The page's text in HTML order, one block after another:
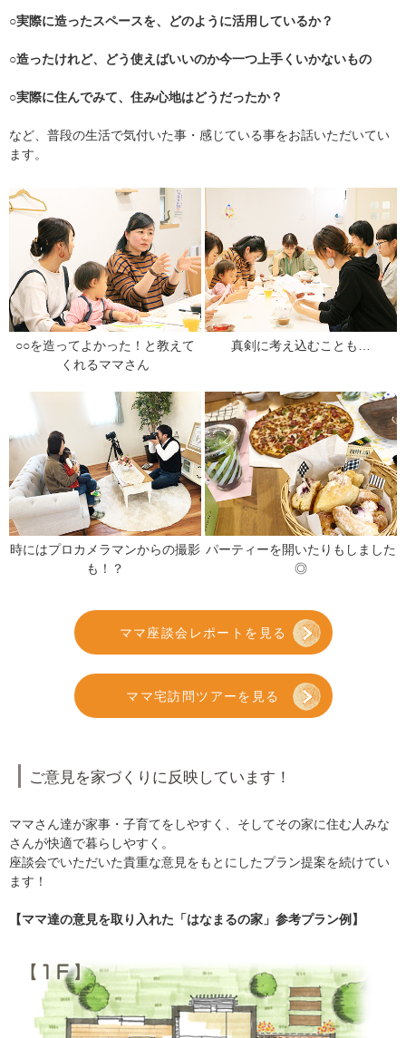
○実際に造ったスペースを、どのように活用しているか？
○造ったけれど、どう使えばいいのか今一つ上手くいかないもの
○実際に住んでみて、住み心地はどうだったか？
など、普段の生活で気付いた事・感じている事をお話いただいてい
ます。
○○を造ってよかった！と教えて
くれるママさん
真剣に考え込むことも…
時にはプロカメラマンからの撮影
も！？
パーティーを開いたりもしました
◎
ママ座談会レポートを見る
ママ宅訪問ツアーを見る
ご意見を家づくりに反映しています！
ママさん達が家事・子育てをしやすく、そしてその家に住む人みな
さんが快適で暮らしやすく。
座談会でいただいた貴重な意見をもとにしたプラン提案を続けてい
ます！
【ママ達の意見を取り入れた「はなまるの家」参考プラン例】